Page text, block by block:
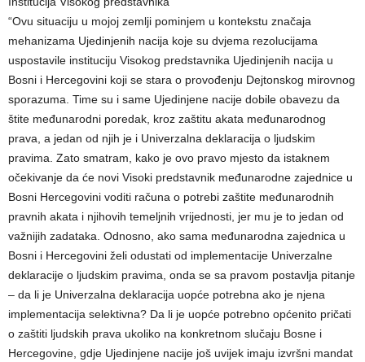
“Ovu situaciju u mojoj zemlji pominjem u kontekstu značaja
mehanizama Ujedinjenih nacija koje su dvjema rezolucijama
uspostavile instituciju Visokog predstavnika Ujedinjenih nacija u
Bosni i Hercegovini koji se stara o provođenju Dejtonskog mirovnog
sporazuma. Time su i same Ujedinjene nacije dobile obavezu da
štite međunarodni poredak, kroz zaštitu akata međunarodnog
prava, a jedan od njih je i Univerzalna deklaracija o ljudskim
pravima. Zato smatram, kako je ovo pravo mjesto da istaknem
očekivanje da će novi Visoki predstavnik međunarodne zajednice u
Bosni Hercegovini voditi računa o potrebi zaštite međunarodnih
pravnih akata i njihovih temeljnih vrijednosti, jer mu je to jedan od
važnijih zadataka. Odnosno, ako sama međunarodna zajednica u
Bosni i Hercegovini želi odustati od implementacije Univerzalne
deklaracije o ljudskim pravima, onda se sa pravom postavlja pitanje
– da li je Univerzalna deklaracija uopće potrebna ako je njena
implementacija selektivna? Da li je uopće potrebno općenito pričati
o zaštiti ljudskih prava ukoliko na konkretnom slučaju Bosne i
Hercegovine, gdje Ujedinjene nacije još uvijek imaju izvršni mandat